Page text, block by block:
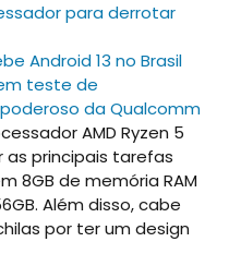
para derrotar
Android 13 no Brasil
teste de
da Qualcomm
AMD Ryzen 5
as principais tarefas
8GB de memória RAM
Além disso, cabe
por ter um design